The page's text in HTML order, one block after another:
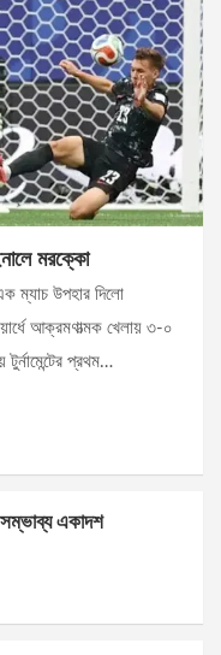
মরক্কো
ম্যাচ উপহার দিলো
আক্রমণাত্মক খেলায় ৩-০
প্রথম…
সম্ভাব্য একাদশ